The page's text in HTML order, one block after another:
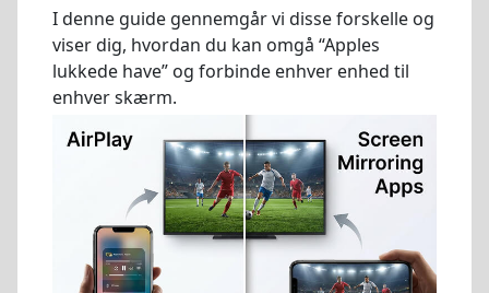
I denne guide gennemgår vi disse forskelle og
viser dig, hvordan du kan omgå “Apples
lukkede have” og forbinde enhver enhed til
enhver skærm.